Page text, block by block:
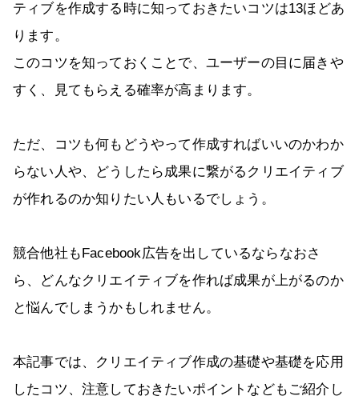
ティブを作成する時に知っておきたいコツは13ほどあ
ります。
このコツを知っておくことで、ユーザーの目に届きや
すく、見てもらえる確率が高まります。
ただ、コツも何もどうやって作成すればいいのかわか
らない人や、どうしたら成果に繋がるクリエイティブ
が作れるのか知りたい人もいるでしょう。
競合他社もFacebook広告を出しているならなおさ
ら、どんなクリエイティブを作れば成果が上がるのか
と悩んでしまうかもしれません。
本記事では、クリエイティブ作成の基礎や基礎を応用
したコツ、注意しておきたいポイントなどもご紹介し